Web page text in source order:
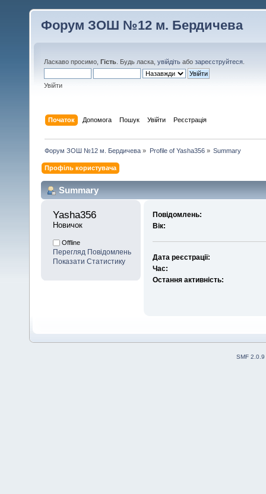
Форум ЗОШ №12 м. Бердичева
Ласкаво просимо, Гість . Будь ласка, увійдіть або зареєструйтеся
Увійти
Початок Допомога Пошук Увійти Реєстрація
Форум ЗОШ №12 м. Бердичева » Profile of Yasha356» Summary
Профіль користувача
Summary
Yasha356
Новичок
Offline
Перегляд Повідомлень
Показати Статистику
Повідомлень:
Вік:
Дата реєстрації:
Час:
Остання активність:
SMF 2.0.9